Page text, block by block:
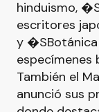
hinduismo,
escritores
y
especímenes
También el
anunció sus